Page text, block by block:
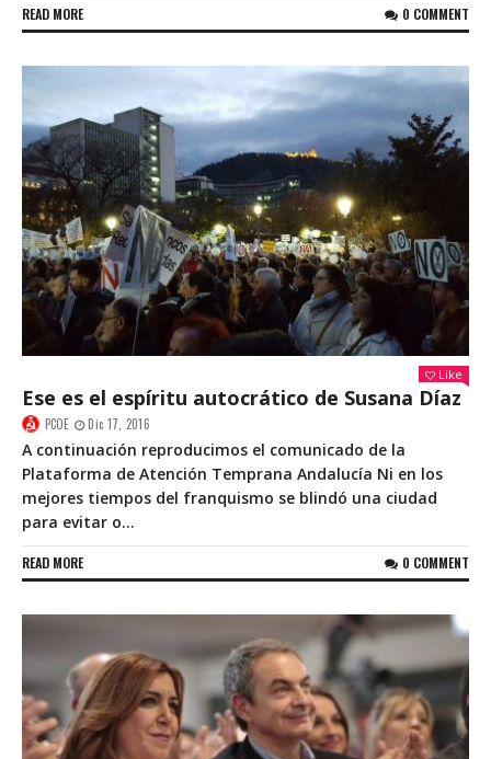
READ MORE 0 COMMENT
Like
Ese es el espíritu autocrático de Susana Díaz
PCOE Dic 17, 2016
A continuación reproducimos el comunicado de la
Plataforma de Atención Temprana Andalucía Ni en los
mejores tiempos del franquismo se blindó una ciudad
para evitar o...
READ MORE 0 COMMENT